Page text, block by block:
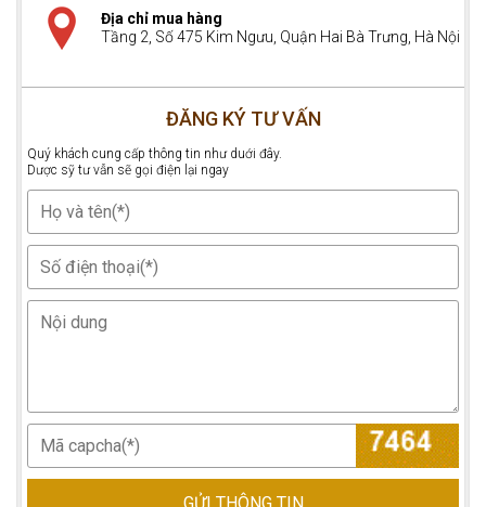
Địa chỉ mua hàng
Tầng 2, Số 475 Kim Ngưu, Quận Hai Bà Trưng, Hà Nội
ĐĂNG KÝ TƯ VẤN
Quý khách cung cấp thông tin như duới đây.
Dược sỹ tư vẫn sẽ gọi điện lại ngay